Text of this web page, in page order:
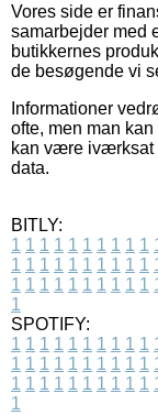
Vores side er
samarbejder med
butikkernes
de besøgende vi
Informationer
ofte, men man
kan være iværksat
data.
BITLY:
1 1 1 1 1 1 1 1 1 1
1 1 1 1 1 1 1 1 1 1
1 1 1 1 1 1 1 1 1 1
1
SPOTIFY:
1 1 1 1 1 1 1 1 1 1
1 1 1 1 1 1 1 1 1 1
1 1 1 1 1 1 1 1 1 1
1